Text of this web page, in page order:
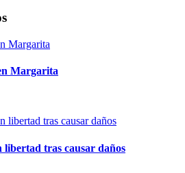
Margarita
libertad tras causar daños